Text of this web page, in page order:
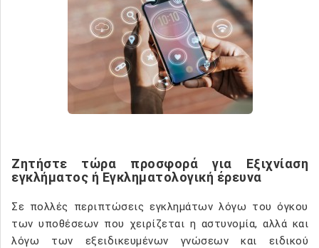
Ζητήστε τώρα προσφορά για Εξιχνίαση
εγκλήματος ή Εγκληματολογική έρευνα
Σε πολλές περιπτώσεις εγκλημάτων λόγω του όγκου
των υποθέσεων που χειρίζεται η αστυνομία, αλλά και
λόγω των εξειδικευμένων γνώσεων και ειδικού